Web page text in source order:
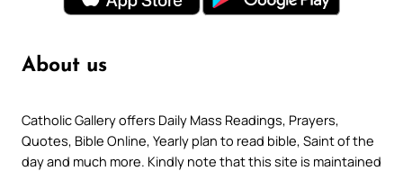
About us
Catholic Gallery offers Daily Mass Readings, Prayers,
Quotes, Bible Online, Yearly plan to read bible, Saint of the
day and much more. Kindly note that this site is maintained